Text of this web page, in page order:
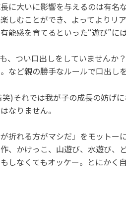
に大いに影響を与えるのは有名
しむことができ、よってよりリ
能感を育てるといった“遊び”に
、つい口出しをしていませんか
など親の勝手なルールで口出し
笑)それでは我が子の成長の妨げ
なりません。
が折れる方がマシだ」をモット
、かけっこ、山遊び、水遊び
しなくてもオッケー。とにかく